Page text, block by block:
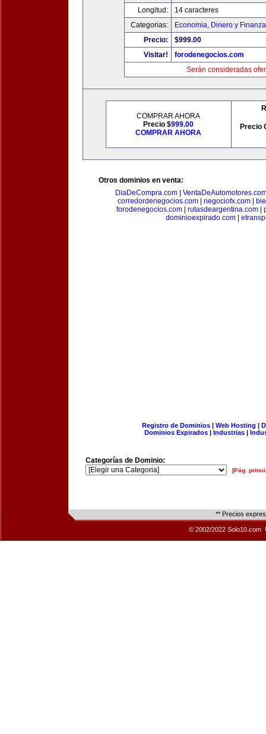
Longitud:
14 caracteres
Categorias:
Economia, Dinero y
Precio:
$999.00
Visitar!
forodenegocios.com
Serán consideradas
COMPRAR AHORA
Precio $999.00
COMPRAR AHORA
Precio
Otros dominios en venta:
DiaDeCompra.com|
corredordenegocios.com
negociofx.com
forodenegocios.com| rutasdeargentina.com|
dominioexpirado.com|
Registro de Dominios| Web Hosting |
Dominios Expirados | Industrias |
Categorías de Dominio:
[Pág.
** Precios
© 2002/2022 Solo10.com